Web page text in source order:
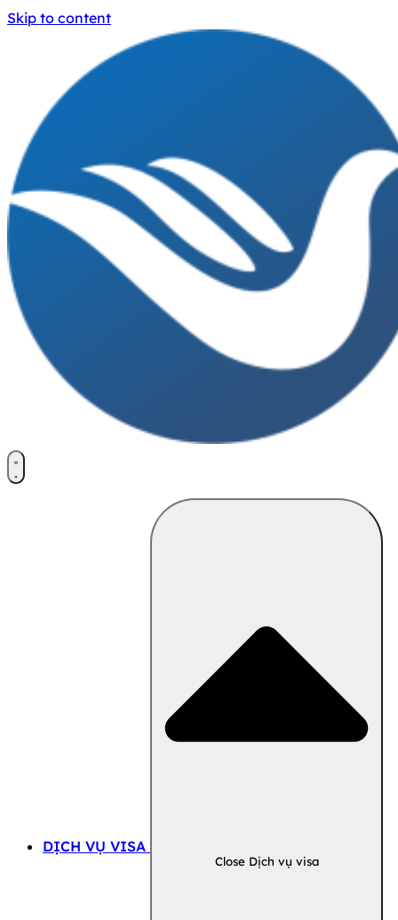
Skip to content
DỊCH VỤ VISA
Close Dịch vụ visa